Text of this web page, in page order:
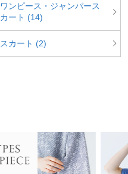
ワンピース・ジャンパース
カート (14)
スカート (2)